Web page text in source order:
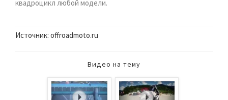
квадроцикл любой модели.
Источник: offroadmoto.ru
Видео на тему